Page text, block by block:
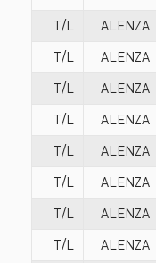
ALENZA
T/L
ALENZA
T/L
ALENZA
T/L
ALENZA
T/L
ALENZA
T/L
ALENZA
T/L
ALENZA
T/L
ALENZA
T/L